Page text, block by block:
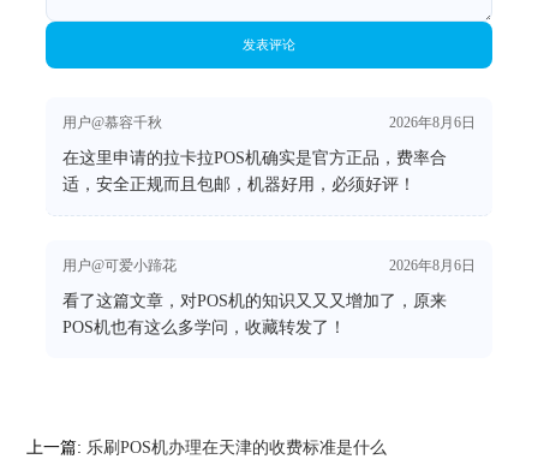
发表评论
用户@慕容千秋 2026年8月6日
在这里申请的拉卡拉POS机确实是官方正品，费率合
适，安全正规而且包邮，机器好用，必须好评！
用户@可爱小蹄花 2026年8月6日
看了这篇文章，对POS机的知识又又又增加了，原来
POS机也有这么多学问，收藏转发了！
上一篇: 乐刷POS机办理在天津的收费标准是什么